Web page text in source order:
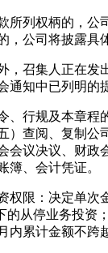
列权柄的，公
，公司将披露具
召集人正在发
通知中已列明的
行规及本章程
）查阅、复制公
会议决议、财政
簿、会计凭证。
限：决定单次
的从停业务投资
内累计金额不跨